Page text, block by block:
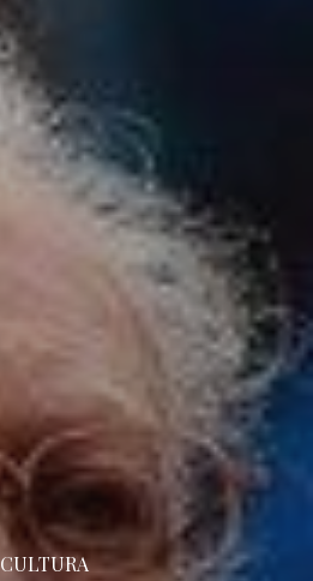
CULTURA